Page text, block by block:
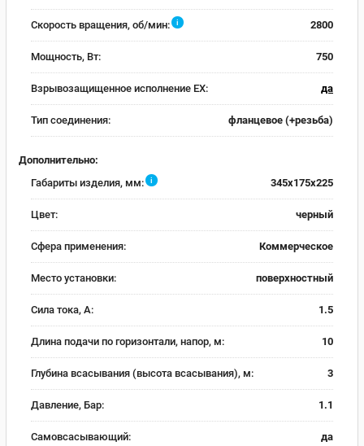
Скорость вращения, об/мин: i 2800
Мощность, Вт: 750
Взрывозащищенное исполнение EX: да
Тип соединения: фланцевое (+резьба)
Дополнительно:
Габариты изделия, мм:
i 345x175x225
Цвет: черный
Сфера применения: Коммерческое
Место установки: поверхностный
Сила тока, А: 1.5
Длина подачи по горизонтали, напор, м: 10
Глубина всасывания (высота всасывания), м: 3
Давление, Бар: 1.1
Самовсасывающий: да